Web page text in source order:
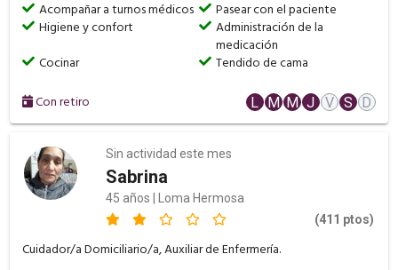
Acompañar a turnos médicos
Pasear con el paciente
Higiene y confort
Administración de la
medicación
Cocinar
Tendido de cama
Con retiro L M M J V S D
Sin actividad este mes
Sabrina
45 años | Loma Hermosa
(411 ptos)
Cuidador/a Domiciliario/a, Auxiliar de Enfermería.